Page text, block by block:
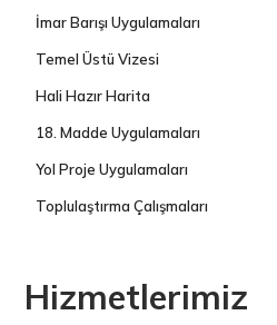
İmar Barışı Uygulamaları
Temel Üstü Vizesi
Hali Hazır Harita
18. Madde Uygulamaları
Yol Proje Uygulamaları
Toplulaştırma Çalışmaları
Hizmetlerimiz